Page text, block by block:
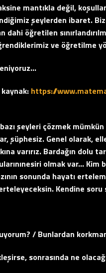
mantıkla değil,
şeylerden ibaret.
dahi öğretilen
ve öğretilme
https://
şeyleri çözmek
şüphesiz. Genel olarak,
varırız. Bardağın dolu
olmak var… Kim
sonunda hayatı
Kendine soru
/ Bunlardan
sonrasında ne